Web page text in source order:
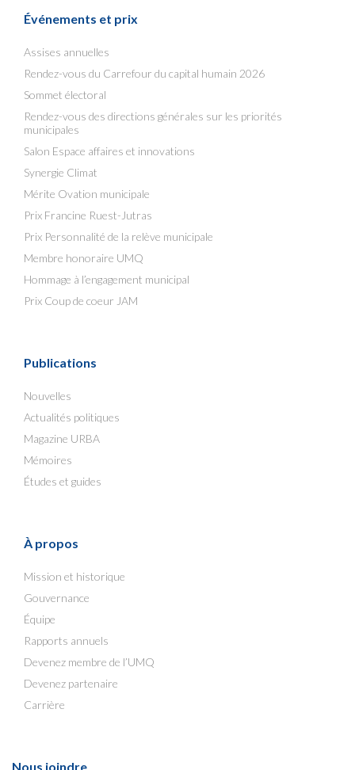
Événements et prix
Assises annuelles
Rendez-vous du Carrefour du capital humain 2026
Sommet électoral
Rendez-vous des directions générales sur les priorités
municipales
Salon Espace affaires et innovations
Synergie Climat
Mérite Ovation municipale
Prix Francine Ruest-Jutras
Prix Personnalité de la relève municipale
Membre honoraire UMQ
Hommage à l’engagement municipal
Prix Coup de coeur JAM
Publications
Nouvelles
Actualités politiques
Magazine URBA
Mémoires
Études et guides
À propos
Mission et historique
Gouvernance
Équipe
Rapports annuels
Devenez membre de l’UMQ
Devenez partenaire
Carrière
Nous joindre